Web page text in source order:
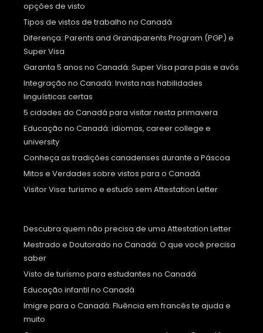
opções de visto
Tipos de vistos de trabalho no Canadá
Diferença: Parents and Grandparents Program (PGP) e
Super Visa
Garanta 5 anos no Canadá: Super Visa para pais e avós
Integração no Canadá: Invista nas habilidades
linguísticas certas
5 cidades do Canadá para visitar nesta primavera
Educação no Canadá: idiomas, career college e
university
Conheça as tradições canadenses durante a Páscoa
Mitos e Verdades sobre vistos para o Canadá
Visitor Visa: turismo e estudo sem Attestation Letter
Descubra quem não precisa de uma Attestation Letter
Mestrado e Doutorado no Canadá: O que você precisa
saber
Visto de turismo para estudantes no Canadá
Educação infantil no Canadá
Imigre para o Canadá: Fluência em francês te ajuda e
muito